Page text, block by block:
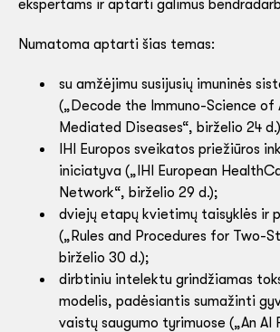
ekspertams ir aptarti galimus
Numatoma aptarti šias temas:
su amžėjimu susijusių imuninės
(„Decode the Immuno-Science of
Mediated Diseases“, birželio 24
IHI Europos sveikatos priežiūros
iniciatyva („IHI European
Network“, birželio 29 d.);
dviejų etapų kvietimų taisyklės ir
(„Rules and Procedures for Two-
birželio 30 d.);
dirbtiniu intelektu grindžiamas
modelis, padėsiantis sumažinti
vaistų saugumo tyrimuose („An AI